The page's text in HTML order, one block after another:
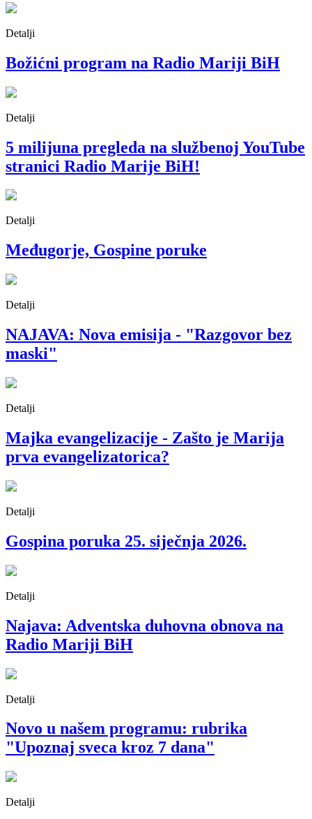
Detalji
Božićni program na Radio Mariji BiH
Detalji
5 milijuna pregleda na službenoj YouTube
stranici Radio Marije BiH!
Detalji
Međugorje, Gospine poruke
Detalji
NAJAVA: Nova emisija - "Razgovor bez
maski"
Detalji
Majka evangelizacije - Zašto je Marija
prva evangelizatorica?
Detalji
Gospina poruka 25. siječnja 2026.
Detalji
Najava: Adventska duhovna obnova na
Radio Mariji BiH
Detalji
Novo u našem programu: rubrika
"Upoznaj sveca kroz 7 dana"
Detalji